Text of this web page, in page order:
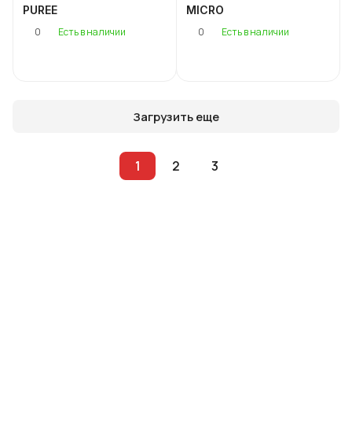
PUREE
0
Есть в наличии
MICRO
0
Есть в наличии
Загрузить еще
1 2 3